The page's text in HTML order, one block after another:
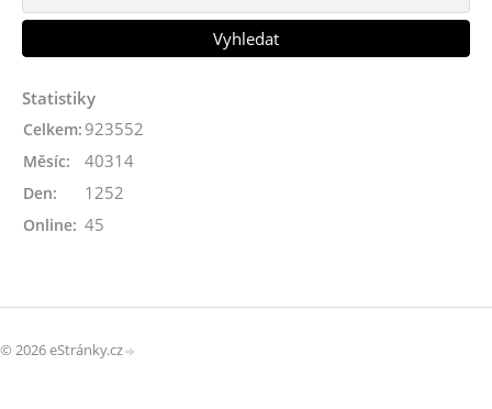
Statistiky
Online: 45
Celkem: 923552
Měsíc: 40314
Den: 1252
© 2026 eStránky.cz